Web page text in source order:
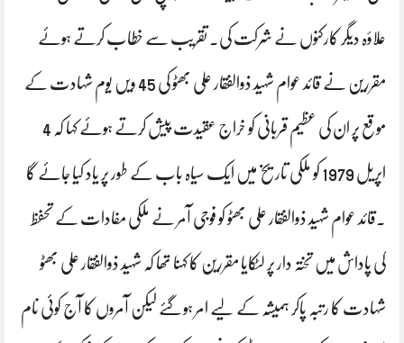
علاؤہ دیگر کارکنوں نے شرکت کی۔ تقریب سے خطاب کرتے ہوئے
مقررین نے قائد عوام شہید ذوالفقار علی بھٹو کی 45 ویں یوم شہادت کے
موقع پر ان کی عظیم قربانی کو خراج عقیدت پیش کرتے ہوئے کہا کہ 4
اپریل 1979 کو ملکی تاریخ میں ایک سیاہ باب کے طور پر یاد کیا جائے گا
۔قائد عوام شہید ذوالفقار علی بھٹو کو فوجی آمر نے ملکی مفادات کے تحفظ
کی پاداش میں تختہ دار پر لٹکایا مقررین کا کہنا تھا کہ شہید ذوالفقار علی بھٹو
شہادت کا رتبہ پاکر ہمیشہ کے لیے امر ہوگئے لیکن آمروں کا آج کوئی نام